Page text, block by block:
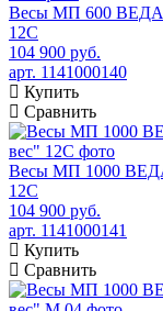
Весы МП 600 ВЕДА
12С
104 900 руб.
арт. 1141000140
Купить
Сравнить
Весы МП 1000
12С
104 900 руб.
арт. 1141000141
Купить
Сравнить